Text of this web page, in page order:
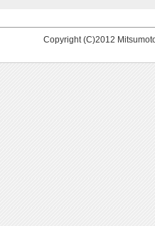
Copyright (C)2012